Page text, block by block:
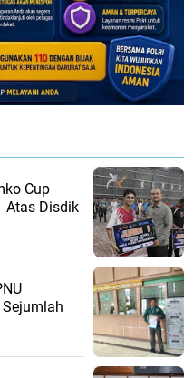
Cup
Atas Disdik